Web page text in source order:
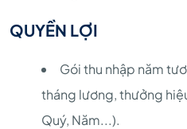
QUYỀN LỢI
Gói thu nhập năm
tháng lương, thưởng
Quý, Năm...).